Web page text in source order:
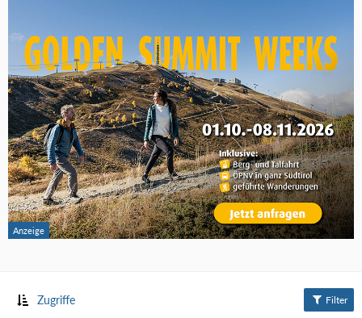
Zugriffe Filter